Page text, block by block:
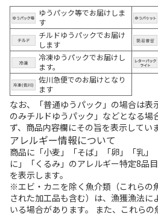
ゆうパック等でお届けしま
す
チルドゆうパックでお届け
します
冷凍ゆうパックでお届けし
ます。
佐川急便でのお届けとなり
ます
なお、「普通ゆうパック」の場合は表
のみチルドゆうパック」などとなる場
ず、商品内容欄にその旨を表示していま
アレルギー情報について
商品に「小麦」「そば」「卵」「乳」
に」「くるみ」のアレルギー特定8品
を表示します。
※エビ・カニを除く魚介類（これらの
された加工品も含む）は、漁獲漁法に
いる場合があります。 また、これら